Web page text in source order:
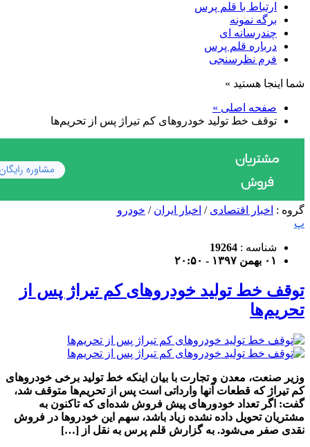
ارتباط با قلم پرس
برگه نمونه
چندرسانه ای
درباره قلم پرس
فرم نظرسنجی
شما اینجا هستید »
صفحه اصلی »
توقف خط تولید خودروهای کم تیراژ پس از تحریم‌ها
گروه : اخبار اقتصادی / اخبار ایران / خودرو
پ
شناسه : 19264
۰۱ بهمن ۱۳۹۷ - ۲۰:۵۰
توقف خط تولید خودروهای کم تیراژ پس از
تحریم‌ها
وزیر صنعت، معدن و تجارت با بیان اینکه خط تولید برخی خودروهای
کم تیراژ که قطعات آنها وارداتی است پس از تحریم‌ها متوقف شد،
گفت: اگر تعداد خودورهای پیش فروش شده‌ای که تاکنون به
مشتریان تحویل داده نشده زیاد باشد، سهم این خودروها در فروش
نقدی صفر می‌شود. به گزارش قلم پرس به نقل از […]